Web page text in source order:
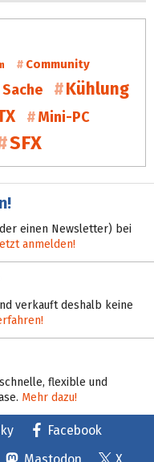
Community
Kühlung
Mini-PC
SFX
einen Newsletter) bei
anmelden!
verkauft deshalb keine
flexible und
Mehr dazu!
Facebook